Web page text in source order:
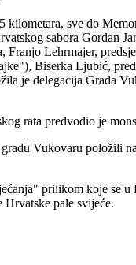
sve do
sabora Gordan
Lehrmajer,
Biserka Ljubić,
je delegacija Grada
rata predvodio je
Vukovaru položili
prilikom koje se u
pale svijeće.